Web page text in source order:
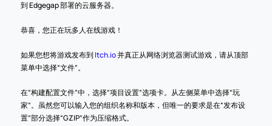
到 Edgegap 部署的云服务器。
恭喜，您正在玩多人在线游戏！
如果您想将游戏发布到 Itch.io 并真正从网络浏览器测试游戏，请从顶部
菜单中选择“文件”。
在“构建配置文件”中，选择“项目设置”选项卡。从左侧菜单中选择“玩
家”。虽然您可以输入您的组织名称和版本，但唯一的要求是在“发布设
置”部分选择“GZIP”作为压缩格式。